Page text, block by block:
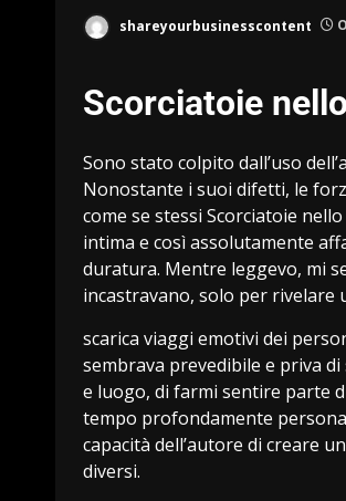
shareyourbusinesscontent
Scorciatoie
Sono stato colpito dall’uso
Nonostante i suoi difetti, le
come se stessi Scorciatoie
intima e così assolutamente
duratura. Mentre leggevo, mi
incastravano, solo per rivelare
scarica viaggi emotivi dei
sembrava prevedibile e priva
e luogo, di farmi sentire parte
tempo profondamente
capacità dell’autore di creare
diversi.